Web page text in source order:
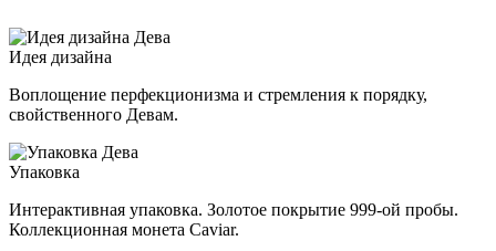
Идея дизайна
Воплощение перфекционизма и стремления к порядку,
свойственного Девам.
Упаковка
Интерактивная упаковка. Золотое покрытие 999-ой пробы.
Коллекционная монета Caviar.